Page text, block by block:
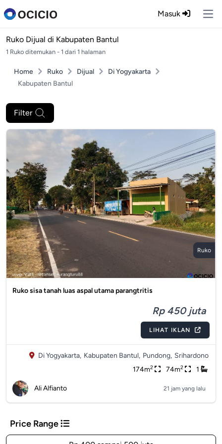
Masuk
Ruko Dijual di Kabupaten Bantul
1 Ruko ditemukan - 1 dari 1 halaman
Home Ruko Dijual
Di Yogyakarta
Kabupaten Bantul
Filter
Ruko
Ruko sisa tanah luas aspal utama parangtritis
Rp 450 juta
LIHAT IKLAN
Di Yogyakarta, Kabupaten Bantul, Pundong, Srihardono
174m2 74m2 1
Ali Alfianto 21 jam yang lalu
Price Range